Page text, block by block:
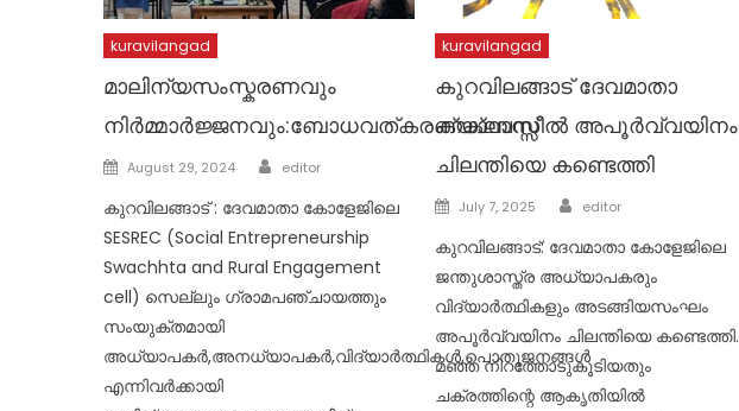
kuravilangad
മാലിന്യസംസ്കരണവും
നിർമ്മാർജ്ജനവും:ബോധവത്കരണക്ലാസ്സ്
Posted
August 29, 2024 Author
editor
കുറവിലങ്ങാട് : ദേവമാതാ കോളേജിലെ
SESREC (Social Entrepreneurship
Swachhta and Rural Engagement
cell) സെല്ലും ഗ്രാമപഞ്ചായത്തും
സംയുക്തമായി
അധ്യാപകർ,അനധ്യാപകർ,വിദ്യാർത്ഥികൾ,പൊതുജനങ്ങൾ
എന്നിവർക്കായി
kuravilangad
കുറവിലങ്ങാട് ദേവമാതാ
ക്യാമ്പസിൽ അപൂർവ്വയിനം
ചിലന്തിയെ കണ്ടെത്തി
Posted
July 7, 2025 Author
editor
കുറവിലങ്ങാട്: ദേവമാതാ കോളേജിലെ
ജന്തുശാസ്ത്ര അധ്യാപകരും
വിദ്യാർത്ഥികളും അടങ്ങിയസംഘം
അപൂർവ്വയിനം ചിലന്തിയെ കണ്ടെത്തി.
മഞ്ഞ നിറത്തോടുകൂടിയതും
ചക്രത്തിന്റെ ആകൃതിയിൽ